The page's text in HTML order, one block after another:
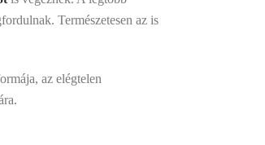
Természetesen az is
az elégtelen